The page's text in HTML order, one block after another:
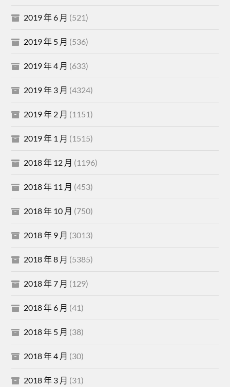
2019 年 6 月 (521)
2019 年 5 月 (536)
2019 年 4 月 (633)
2019 年 3 月 (4324)
2019 年 2 月 (1151)
2019 年 1 月 (1515)
2018 年 12 月 (1196)
2018 年 11 月 (453)
2018 年 10 月 (750)
2018 年 9 月 (3013)
2018 年 8 月 (5385)
2018 年 7 月 (129)
2018 年 6 月 (41)
2018 年 5 月 (38)
2018 年 4 月 (30)
2018 年 3 月 (31)